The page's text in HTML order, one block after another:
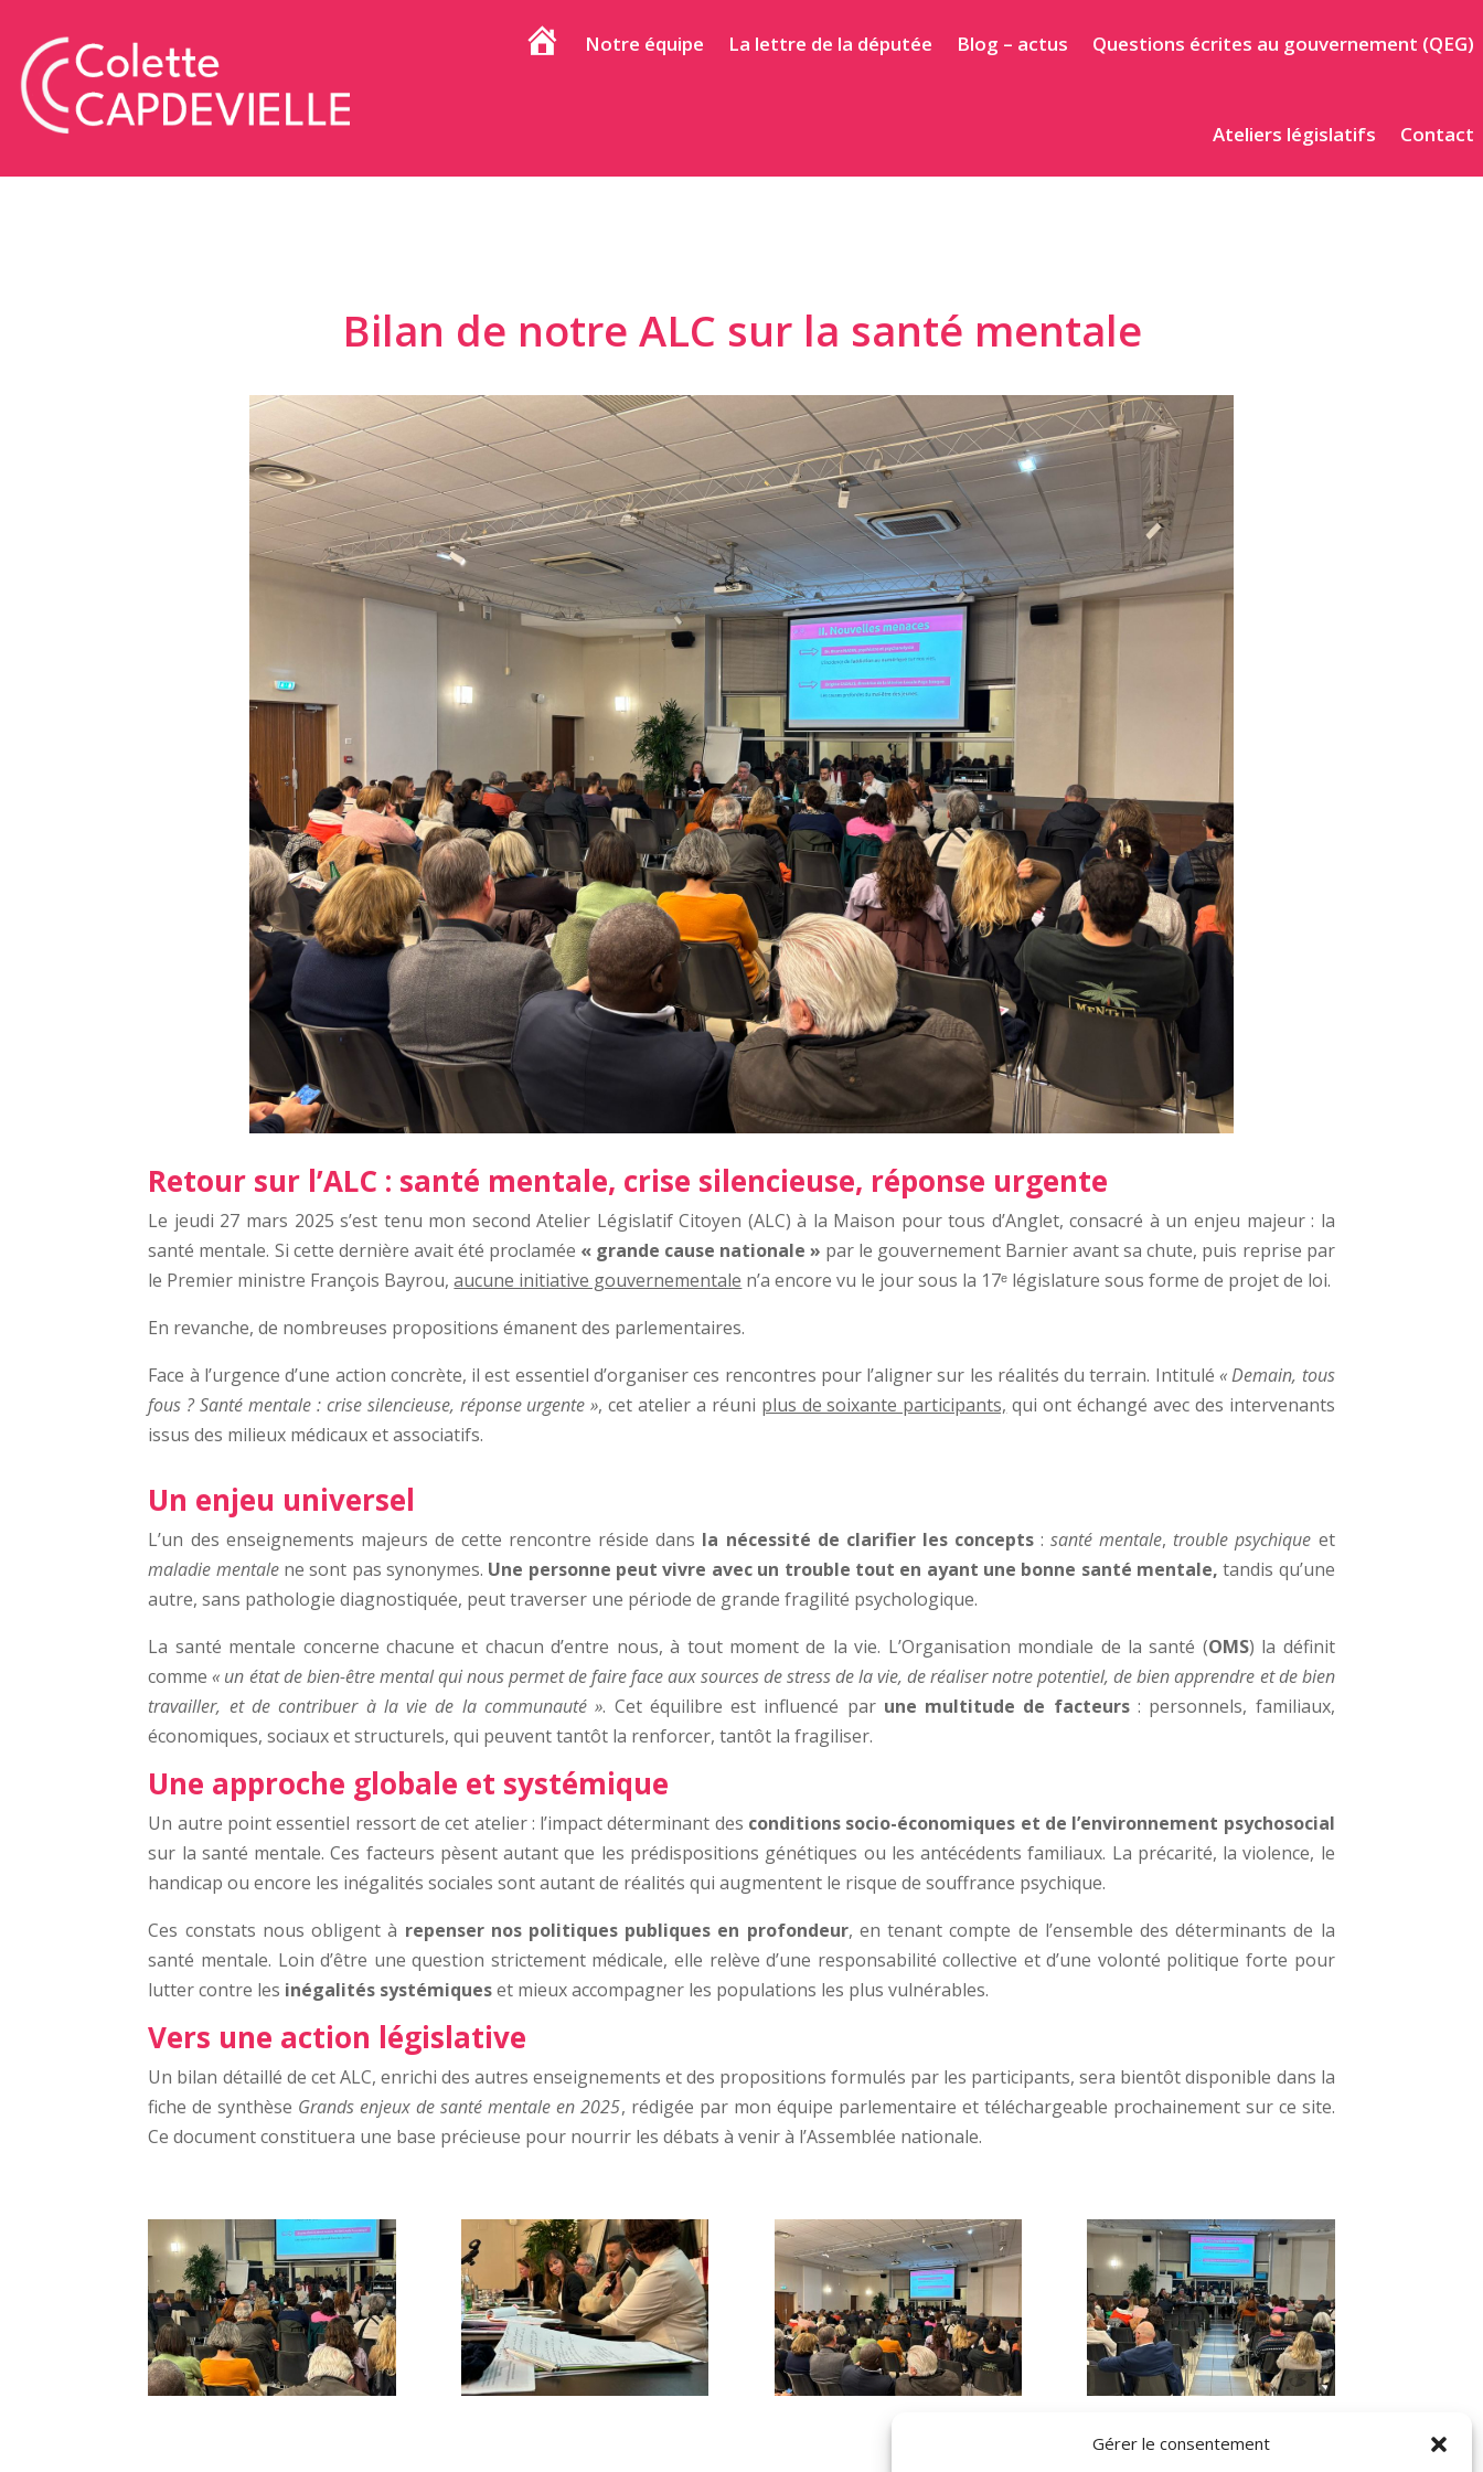
Gérer le consentement
Accueil Notre équipe La lettre de la députée Blog – actus Questions écrites au gouvernement (QEG)
Ateliers législatifs Contact
Bilan de notre ALC sur la santé mentale
Retour sur l’ALC : santé mentale, crise silencieuse, réponse urgente
Le jeudi 27 mars 2025 s’est tenu mon second Atelier Législatif Citoyen (ALC) à la Maison pour tous d’Anglet, consacré à un enjeu majeur : la
santé mentale. Si cette dernière avait été proclamée « grande cause nationale » par le gouvernement Barnier avant sa chute, puis reprise par
le Premier ministre François Bayrou,aucune initiative gouvernementale n’a encore vu le jour sous la 17ᵉ législature sous forme de projet de loi.
En revanche, de nombreuses propositions émanent des parlementaires.
Face à l’urgence d’une action concrète, il est essentiel d’organiser ces rencontres pour l’aligner sur les réalités du terrain. Intitulé« Demain, tous
fous ? Santé mentale : crise silencieuse, réponse urgente », cet atelier a réuni plus de soixante participants, qui ont échangé avec des intervenants
issus des milieux médicaux et associatifs.
Un enjeu universel
L’un des enseignements majeurs de cette rencontre réside dans la nécessité de clarifier les concepts:santé mentale, trouble psychique et
maladie mentalene sont pas synonymes. Une personne peut vivre avec un trouble tout en ayant une bonne santé mentale, tandis qu’une
autre, sans pathologie diagnostiquée, peut traverser une période de grande fragilité psychologique.
La santé mentale concerne chacune et chacun d’entre nous, à tout moment de la vie. L’Organisation mondiale de la santé (OMS) la définit
comme« un état de bien-être mental qui nous permet de faire face aux sources de stress de la vie, de réaliser notre potentiel, de bien apprendre et de bien
travailler, et de contribuer à la vie de la communauté ». Cet équilibre est influencé par une multitude de facteurs: personnels, familiaux,
économiques, sociaux et structurels, qui peuvent tantôt la renforcer, tantôt la fragiliser.
Une approche globale et systémique
Un autre point essentiel ressort de cet atelier : l’impact déterminant des conditions socio-économiques et de l’environnement psychosocial
sur la santé mentale. Ces facteurs pèsent autant que les prédispositions génétiques ou les antécédents familiaux. La précarité, la violence, le
handicap ou encore les inégalités sociales sont autant de réalités qui augmentent le risque de souffrance psychique.
Ces constats nous obligent à repenser nos politiques publiques en profondeur, en tenant compte de l’ensemble des déterminants de la
santé mentale. Loin d’être une question strictement médicale, elle relève d’une responsabilité collective et d’une volonté politique forte pour
lutter contre les inégalités systémiqueset mieux accompagner les populations les plus vulnérables.
Vers une action législative
Un bilan détaillé de cet ALC, enrichi des autres enseignements et des propositions formulés par les participants, sera bientôt disponible dans la
fiche de synthèse Grands enjeux de santé mentale en 2025, rédigée par mon équipe parlementaire et téléchargeable prochainement sur ce site.
Ce document constituera une base précieuse pour nourrir les débats à venir à l’Assemblée nationale.